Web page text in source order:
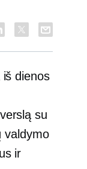
iš dienos
su
valdymo
ir